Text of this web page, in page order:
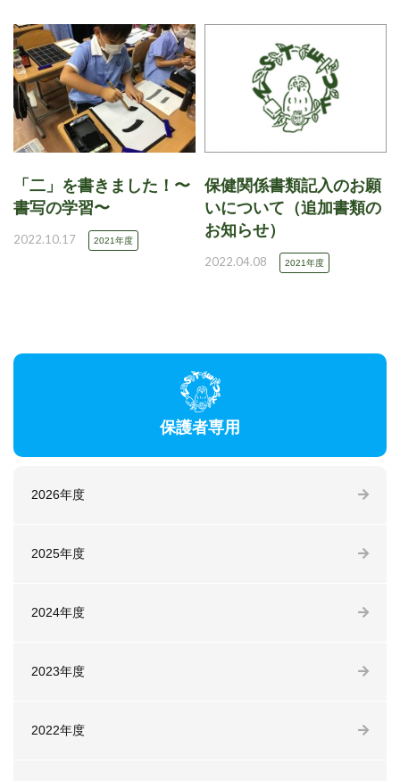
「二」を書きました！〜
書写の学習〜
2022.10.17 2021年度
保健関係書類記入のお願
いについて（追加書類の
お知らせ）
2022.04.08 2021年度
保護者専用
2026年度
2025年度
2024年度
2023年度
2022年度